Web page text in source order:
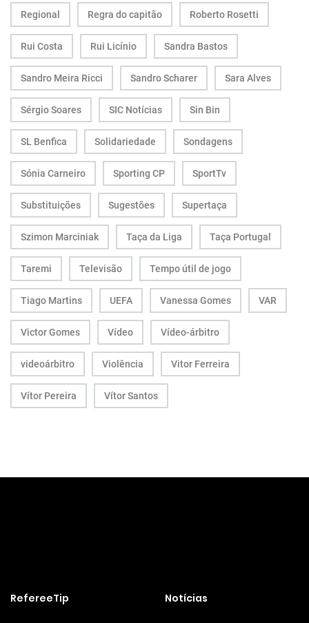
Regional Regra do capitão Roberto Rosetti
Rui Costa Rui Licínio Sandra Bastos
Sandro Meira Ricci Sandro Scharer Sara Alves
Sérgio Soares SIC Notícias Sin Bin
SL Benfica Solidariedade Sondagens
Sónia Carneiro Sporting CP SportTv
Substituições Sugestões Supertaça
Szimon Marciniak Taça da Liga Taça Portugal
Taremi Televisão Tempo útil de jogo
Tiago Martins UEFA Vanessa Gomes VAR
Victor Gomes Vídeo Vídeo-árbitro
videoárbitro Violência Vitor Ferreira
Vítor Pereira Vítor Santos
RefereeTip Notícias